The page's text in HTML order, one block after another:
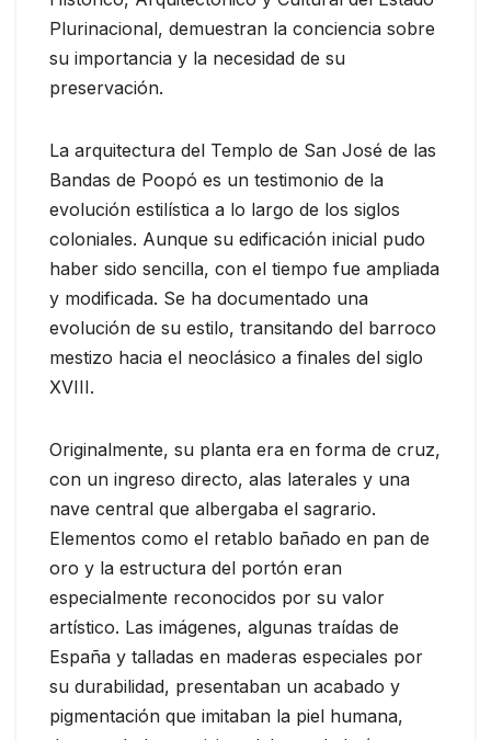
Plurinacional, demuestran la conciencia sobre
su importancia y la necesidad de su
preservación.
La arquitectura del Templo de San José de las
Bandas de Poopó es un testimonio de la
evolución estilística a lo largo de los siglos
coloniales. Aunque su edificación inicial pudo
haber sido sencilla, con el tiempo fue ampliada
y modificada. Se ha documentado una
evolución de su estilo, transitando del barroco
mestizo hacia el neoclásico a finales del siglo
XVIII.
Originalmente, su planta era en forma de cruz,
con un ingreso directo, alas laterales y una
nave central que albergaba el sagrario.
Elementos como el retablo bañado en pan de
oro y la estructura del portón eran
especialmente reconocidos por su valor
artístico. Las imágenes, algunas traídas de
España y talladas en maderas especiales por
su durabilidad, presentaban un acabado y
pigmentación que imitaban la piel humana,